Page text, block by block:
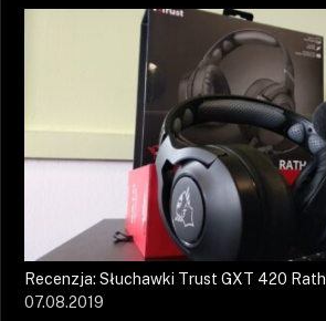
Recenzja: Słuchawki Trust GXT 420 Rath
07.08.2019